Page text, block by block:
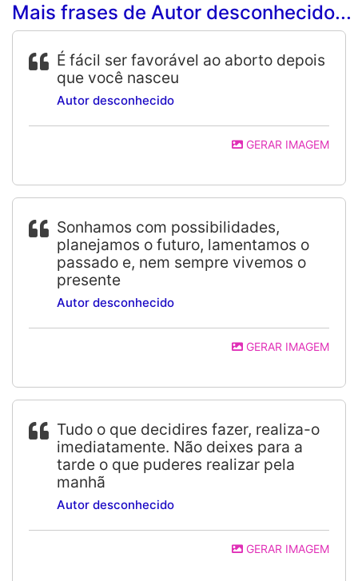
Mais frases de Autor desconhecido...
É fácil ser favorável ao aborto depois
que você nasceu
Autor desconhecido
GERAR IMAGEM
Sonhamos com possibilidades,
planejamos o futuro, lamentamos o
passado e, nem sempre vivemos o
presente
Autor desconhecido
GERAR IMAGEM
Tudo o que decidires fazer, realiza-o
imediatamente. Não deixes para a
tarde o que puderes realizar pela
manhã
Autor desconhecido
GERAR IMAGEM